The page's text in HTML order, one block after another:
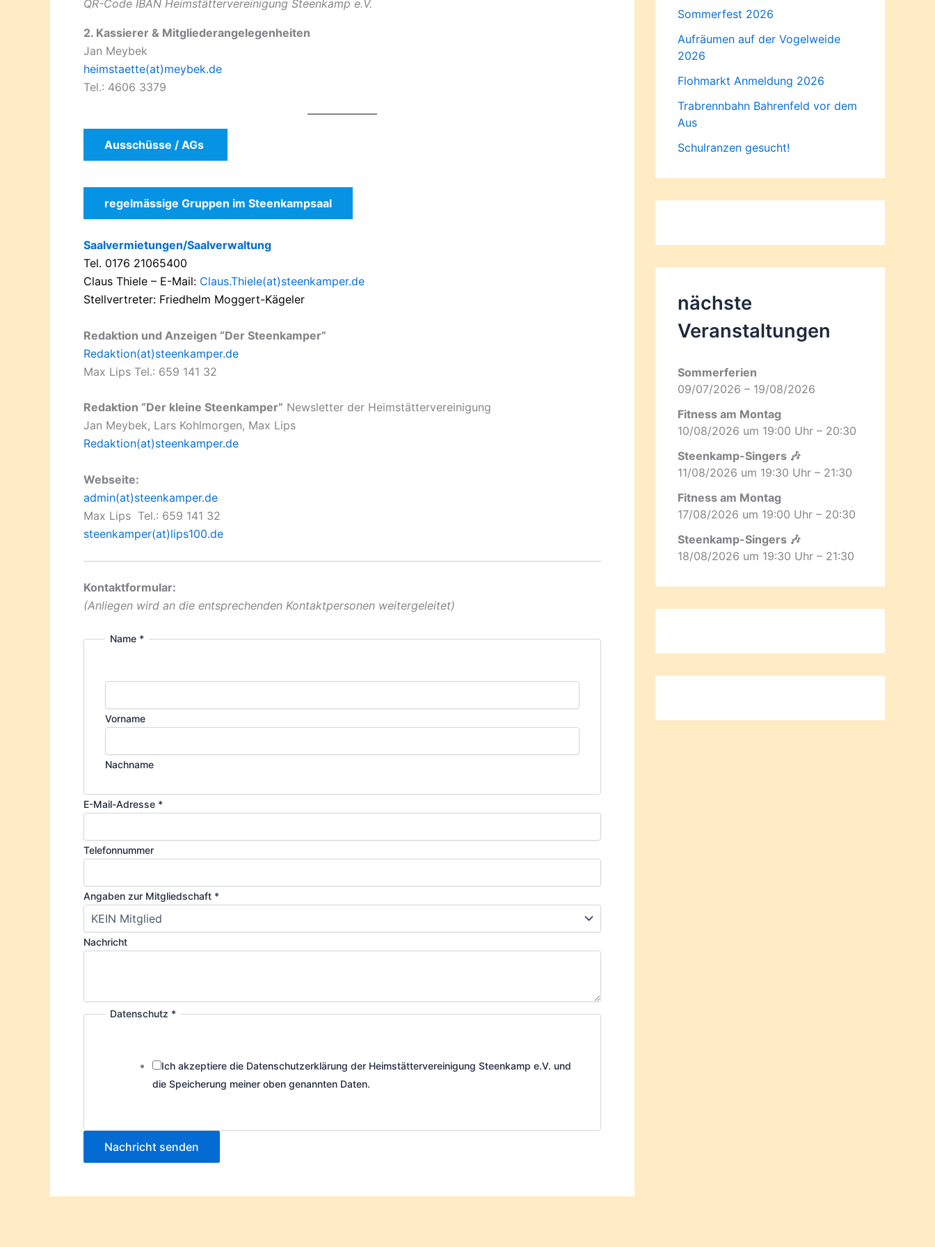
QR-Code IBAN Heimstättervereinigung Steenkamp e.V.
2. Kassierer & Mitgliederangelegenheiten
Jan Meybek
heimstaette(at)meybek.de
Tel.: 4606 3379
Ausschüsse / AGs
regelmässige Gruppen im Steenkampsaal
Saalvermietungen/Saalverwaltung
Tel. 0176 21065400
Claus Thiele – E-Mail: Claus.Thiele(at)steenkamper.de
Stellvertreter: Friedhelm Moggert-Kägeler
Redaktion und Anzeigen “Der Steenkamper”
Redaktion(at)steenkamper.de
Max Lips Tel.: 659 141 32
Redaktion “Der kleine Steenkamper” Newsletter der Heimstättervereinigung
Jan Meybek, Lars Kohlmorgen, Max Lips
Redaktion(at)steenkamper.de
Webseite:
admin(at)steenkamper.de
Max Lips Tel.: 659 141 32
steenkamper(at)lips100.de
Kontaktformular:
(Anliegen wird an die entsprechenden Kontaktpersonen weitergeleitet)
Name *
Vorname
Nachname
E-Mail-Adresse *
Telefonnummer
Angaben zur Mitgliedschaft *
Nachricht
Datenschutz *
Ich akzeptiere die Datenschutzerklärung der Heimstättervereinigung Steenkamp e.V. und
die Speicherung meiner oben genannten Daten.
Nachricht senden
Sommerfest 2026
Aufräumen auf der Vogelweide
2026
Flohmarkt Anmeldung 2026
Trabrennbahn Bahrenfeld vor dem
Aus
Schulranzen gesucht!
nächste
Veranstaltungen
Sommerferien
09/07/2026 – 19/08/2026
Fitness am Montag
10/08/2026 um 19:00 Uhr – 20:30
Steenkamp-Singers 🎶
11/08/2026 um 19:30 Uhr – 21:30
Fitness am Montag
17/08/2026 um 19:00 Uhr – 20:30
Steenkamp-Singers 🎶
18/08/2026 um 19:30 Uhr – 21:30